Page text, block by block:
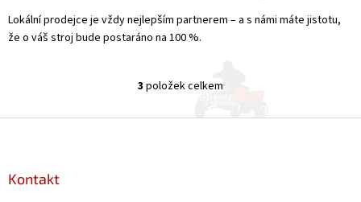
Lokální prodejce je vždy nejlepším partnerem – a s námi máte jistotu,
že o váš stroj bude postaráno na 100 %.
O
l
3 položek celkem
Kontakt